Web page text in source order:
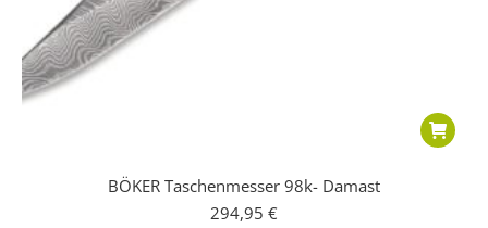
BÖKER Taschenmesser 98k- Damast
294,95 €